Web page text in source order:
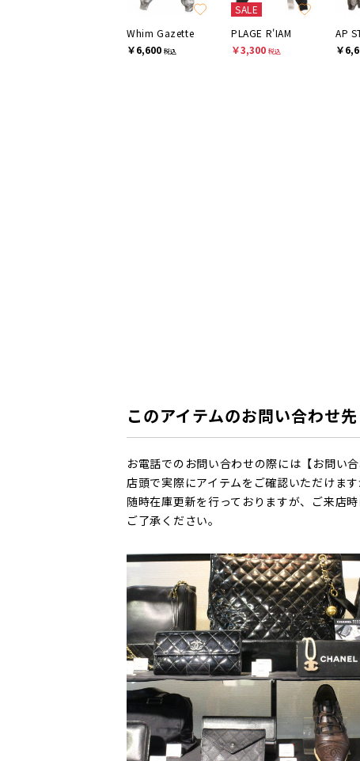
Whim Gazette
￥6,600 税込
SALE
PLAGE R'IAM
￥3,300 税込
AP
￥
このアイテムのお問い合わせ先
お電話でのお問い合わせの際には【お問い
店頭で実際にアイテムをご確認いただけま
随時在庫更新を行っておりますが、ご来店
ご了承ください。